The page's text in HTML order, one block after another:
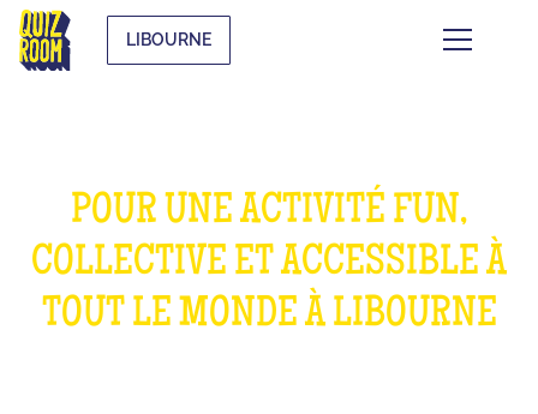
LIBOURNE
POUR UNE ACTIVITÉ FUN,
COLLECTIVE ET ACCESSIBLE À
TOUT LE MONDE À LIBOURNE